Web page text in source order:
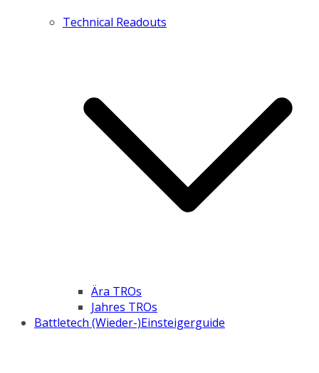
Technical Readouts
Ära TROs
Jahres TROs
Battletech (Wieder-)Einsteigerguide